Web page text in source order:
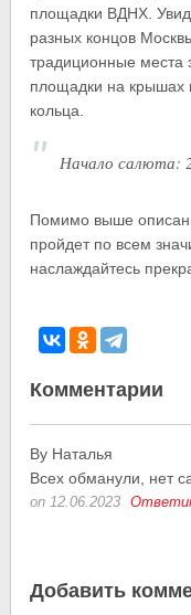
площадки ВДНХ.
разных концов
традиционные места
площадки на крышах
кольца.
Начало салюта:
Помимо выше
пройдет по всем
наслаждайтесь
Комментарии
By Наталья
Всех обманули, нет
on 12.06.2023
Добавить